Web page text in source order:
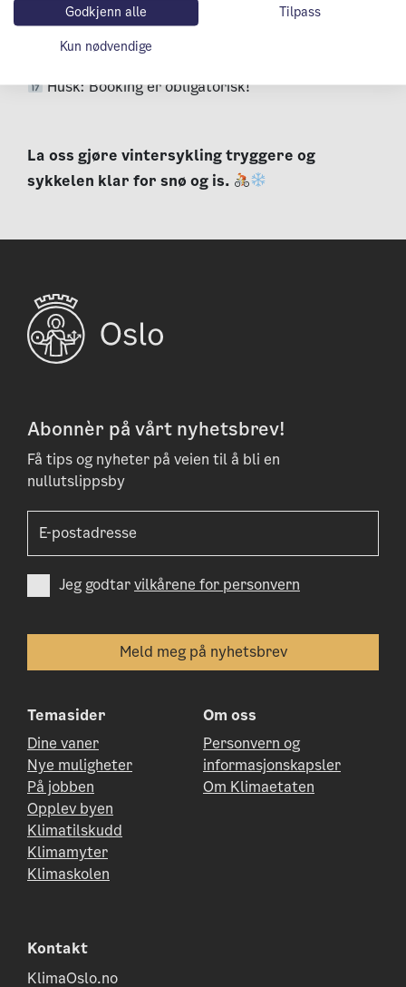
Book din gratis tid – førstemann til mølla!
Ta med egne piggdekk eller kjøp nye hos oss.
Husk: Booking er obligatorisk!
La oss gjøre vintersykling tryggere og
sykkelen klar for snø og is.
Abonnèr på vårt nyhetsbrev!
Få tips og nyheter på veien til å bli en
nullutslippsby
Jeg godtarvilkårene for personvern
Temasider
Dine vaner
Nye muligheter
På jobben
Opplev byen
Klimatilskudd
Klimamyter
Klimaskolen
Om oss
Personvern og
informasjonskapsler
Om Klimaetaten
Kontakt
KlimaOslo.no
Godkjenn alle
Tilpass
Kun nødvendige